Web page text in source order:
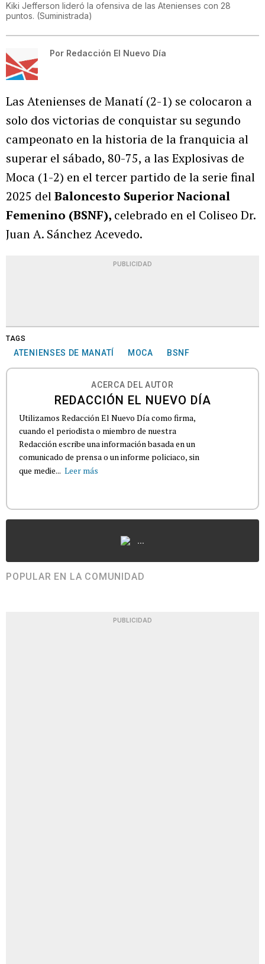
Kiki Jefferson lideró la ofensiva de las Atenienses con 28
puntos. (Suministrada)
Por Redacción El Nuevo Día
Las Atenienses de Manatí (2-1) se colocaron a
solo dos victorias de conquistar su segundo
campeonato en la historia de la franquicia al
superar el sábado, 80-75, a las Explosivas de
Moca (1-2) en el tercer partido de la serie final
2025 delBaloncesto Superior Nacional
Femenino (BSNF), celebrado en el Coliseo Dr.
Juan A. Sánchez Acevedo.
PUBLICIDAD
TAGS
ATENIENSES DE MANATÍ MOCA BSNF
ACERCA DEL AUTOR
REDACCIÓN EL NUEVO DÍA
Utilizamos Redacción El Nuevo Día como firma,
cuando el periodista o miembro de nuestra
Redacción escribe una información basada en un
comunicado de prensa o un informe policiaco, sin
que medie... Leer más
...
POPULAR EN LA COMUNIDAD
PUBLICIDAD